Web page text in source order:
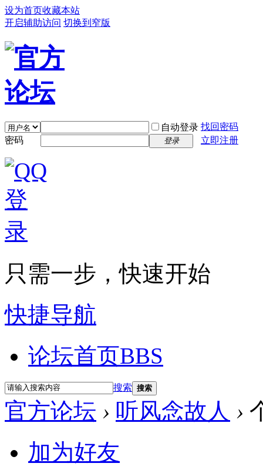
设为首页收藏本站
开启辅助访问 切换到窄版
自动登录 找回密码
密码
登录 立即注册
只需一步，快速开始
快捷导航
论坛首页BBS
搜索 搜索
官方论坛 › 听风念故人 ›
加为好友